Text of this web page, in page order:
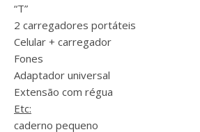
“T”
2 carregadores portáteis
Celular + carregador
Fones
Adaptador universal
Extensão com régua
Etc:
caderno pequeno